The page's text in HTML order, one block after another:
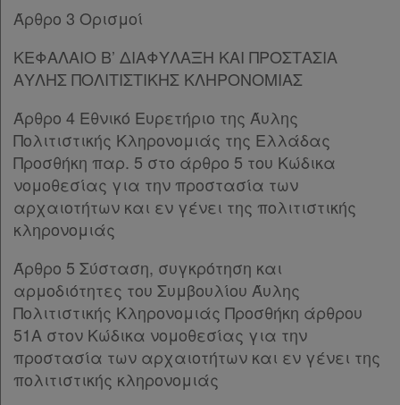
Άρθρο 14
Παρ.1
Παρ.2
Παρ.3
Παρ.4
Παρ.5
Παρ.6
ΜΕΡΟΣ Β’ [-]
ΚΕΦΑΛΑΙΟ Α’ [-]
Άρθρο 15
Άρθρο 16
ΚΕΦΑΛΑΙΟ Β’ [-]
Άρθρο 17
Άρθρο 18
Άρθρο 19
Άρθρο 20
ΜΕΡΟΣ Γ’ [-]
Άρθρο 3 Ορισμοί
ΚΕΦΑΛΑΙΟ Β’ ΔΙΑΦΥΛΑΞΗ ΚΑΙ ΠΡΟΣΤΑΣΙΑ
ΑΥΛΗΣ ΠΟΛΙΤΙΣΤΙΚΗΣ ΚΛΗΡΟΝΟΜΙΑΣ
Άρθρο 4 Εθνικό Ευρετήριο της Άυλης
Πολιτιστικής Κληρονομιάς της Ελλάδας
Προσθήκη παρ. 5 στο άρθρο 5 του Κώδικα
νομοθεσίας για την προστασία των
αρχαιοτήτων και εν γένει της πολιτιστικής
κληρονομιάς
Άρθρο 5 Σύσταση, συγκρότηση και
αρμοδιότητες του Συμβουλίου Άυλης
Πολιτιστικής Κληρονομιάς Προσθήκη άρθρου
51Α στον Κώδικα νομοθεσίας για την
προστασία των αρχαιοτήτων και εν γένει της
πολιτιστικής κληρονομιάς